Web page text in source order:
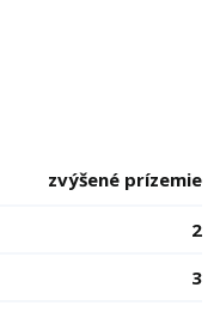
zvýšené prízemie
2
3